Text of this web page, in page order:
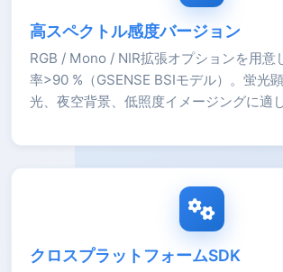
高スペクトル感度バージョン
RGB / Mono / NIR拡張オプションを用意
率>90 %（GSENSE BSIモデル）。蛍光
光、夜空背景、低照度イメージングに適
クロスプラットフォームSDK